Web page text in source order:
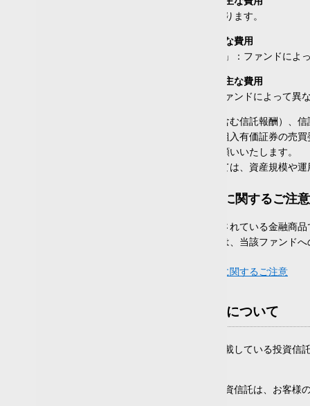
「買付手数料」：ファンドによって異なります。
保有期間中に間接的にご負担いただく主な費用
「ファンドの管理費用（含む信託報酬）」：ファンドによ
ご換金時にお客様に直接ご負担いただく主な費用
「信託財産留保額」「換金手数料」：ファンドによって異
買付・換金手数料、ファンドの管理費用（含む信託報酬）、
る租税、信託事務の処理に関する諸費用、組入有価証券の売
論見書」で必ずご確認いただきますようお願いいたします。
また、「その他の費用・手数料等」については、資産規模や
毎月分配型・通貨選択型ファンドに関するご注
投資信託は、預貯金とは異なり元本が保証されている金融商
しております。投資家の皆様につきましては、当該ファンド
毎月分配型ファンド・通貨選択型ファンドに関するご注意
投資信託に関する情報提供について
楽天証券株式会社がウェブページ上で掲載している投資
各投資信託関連ページに掲載している投資信託は、お客